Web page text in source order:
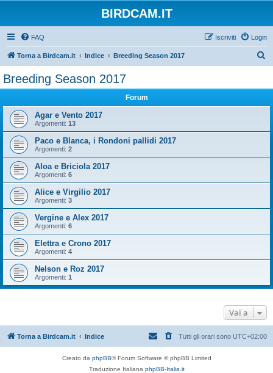
BIRDCAM.IT
FAQ Login
Iscriviti
Torna a Birdcam.it Indice Breeding Season 2017
Breeding Season 2017
Forum
Agar e Vento 2017
Argomenti: 13
Paco e Blanca, i Rondoni pallidi 2017
Argomenti: 2
Aloa e Briciola 2017
Argomenti: 6
Alice e Virgilio 2017
Argomenti: 3
Vergine e Alex 2017
Argomenti: 6
Elettra e Crono 2017
Argomenti: 4
Nelson e Roz 2017
Argomenti: 1
Vai a
Torna a Birdcam.it Indice Tutti gli orari sono UTC+02:00
Creato da phpBB® Forum Software © phpBB Limited
Traduzione Italiana phpBB-Italia.it